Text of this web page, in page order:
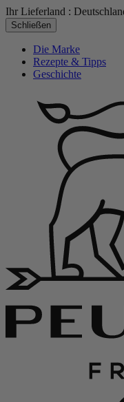
Ihr Lieferland :
Schließen
Die Marke
Rezepte & Tipps
Geschichte